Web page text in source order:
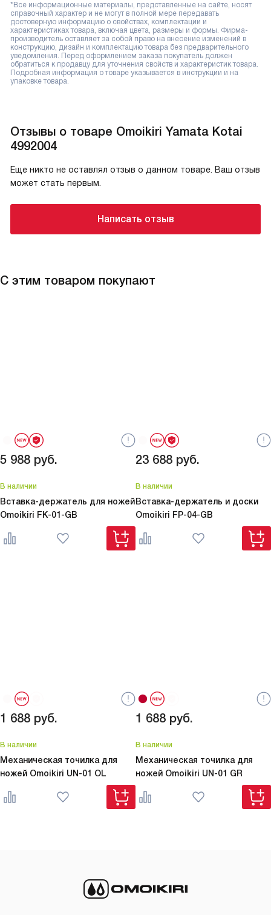
*Все информационные материалы, представленные на сайте, носят
справочный характер и не могут в полной мере передавать
достоверную информацию о свойствах, комплектации и
характеристиках товара, включая цвета, размеры и формы. Фирма-
производитель оставляет за собой право на внесение изменений в
конструкцию, дизайн и комплектацию товара без предварительного
уведомления. Перед оформлением заказа покупатель должен
обратиться к продавцу для уточнения свойств и характеристик товара.
Подробная информация о товаре указывается в инструкции и на
упаковке товара.
Отзывы о товаре Omoikiri Yamata Kotai
4992004
Еще никто не оставлял отзыв о данном товаре. Ваш отзыв
может стать первым.
Написать отзыв
С этим товаром покупают
5 988 руб.
В наличии
Вставка-держатель для ножей
Omoikiri FK-01-GB
23 688 руб.
В наличии
Вставка-держатель и доски
Omoikiri FP-04-GB
1 688 руб.
В наличии
Механическая точилка для
ножей Omoikiri UN-01 OL
1 688 руб.
В наличии
Механическая точилка для
ножей Omoikiri UN-01 GR